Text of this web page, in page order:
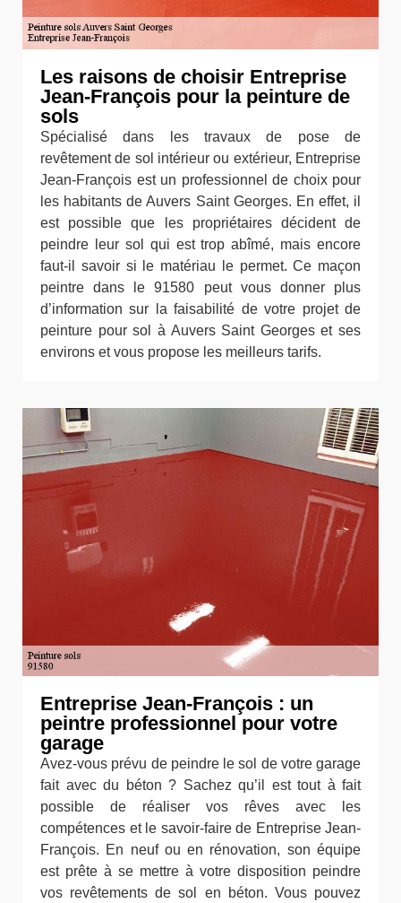
Les raisons de choisir Entreprise
Jean-François pour la peinture de
sols
Spécialisé dans les travaux de pose de
revêtement de sol intérieur ou extérieur, Entreprise
Jean-François est un professionnel de choix pour
les habitants de Auvers Saint Georges. En effet, il
est possible que les propriétaires décident de
peindre leur sol qui est trop abîmé, mais encore
faut-il savoir si le matériau le permet. Ce maçon
peintre dans le 91580 peut vous donner plus
d’information sur la faisabilité de votre projet de
peinture pour sol à Auvers Saint Georges et ses
environs et vous propose les meilleurs tarifs.
Entreprise Jean-François : un
peintre professionnel pour votre
garage
Avez-vous prévu de peindre le sol de votre garage
fait avec du béton ? Sachez qu’il est tout à fait
possible de réaliser vos rêves avec les
compétences et le savoir-faire de Entreprise Jean-
François. En neuf ou en rénovation, son équipe
est prête à se mettre à votre disposition peindre
vos revêtements de sol en béton. Vous pouvez